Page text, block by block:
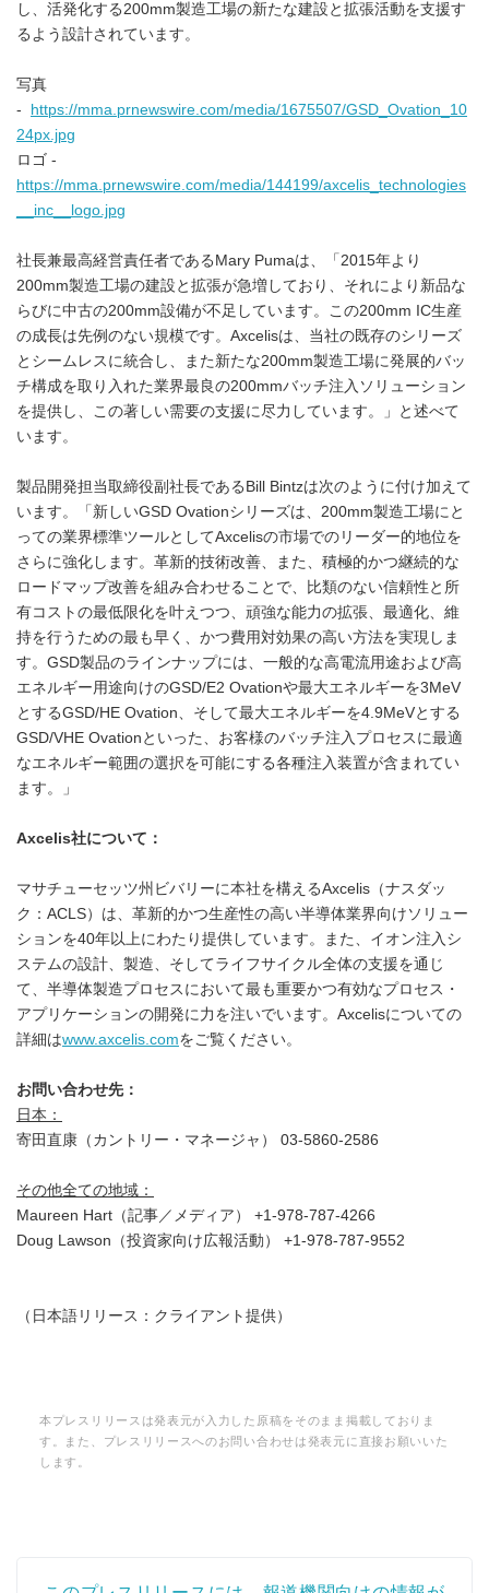
し、活発化する200mm製造工場の新たな建設と拡張活動を支援す
るよう設計されています。
写真
-
https://mma.prnewswire.com/media/1675507/GSD_Ovation_10
24px.jpg
ロゴ -
https://mma.prnewswire.com/media/144199/axcelis_technologies
__inc__logo.jpg
社長兼最高経営責任者であるMary Pumaは、「2015年より
200mm製造工場の建設と拡張が急増しており、それにより新品な
らびに中古の200mm設備が不足しています。この200mm IC生産
の成長は先例のない規模です。Axcelisは、当社の既存のシリーズ
とシームレスに統合し、また新たな200mm製造工場に発展的バッ
チ構成を取り入れた業界最良の200mmバッチ注入ソリューション
を提供し、この著しい需要の支援に尽力しています。」と述べて
います。
製品開発担当取締役副社長であるBill Bintzは次のように付け加えて
います。「新しいGSD Ovationシリーズは、200mm製造工場にと
っての業界標準ツールとしてAxcelisの市場でのリーダー的地位を
さらに強化します。革新的技術改善、また、積極的かつ継続的な
ロードマップ改善を組み合わせることで、比類のない信頼性と所
有コストの最低限化を叶えつつ、頑強な能力の拡張、最適化、維
持を行うための最も早く、かつ費用対効果の高い方法を実現しま
す。GSD製品のラインナップには、一般的な高電流用途および高
エネルギー用途向けのGSD/E2 Ovationや最大エネルギーを3MeV
とするGSD/HE Ovation、そして最大エネルギーを4.9MeVとする
GSD/VHE Ovationといった、お客様のバッチ注入プロセスに最適
なエネルギー範囲の選択を可能にする各種注入装置が含まれてい
ます。」
Axcelis社について：
マサチューセッツ州ビバリーに本社を構えるAxcelis（ナスダッ
ク：ACLS）は、革新的かつ生産性の高い半導体業界向けソリュー
ションを40年以上にわたり提供しています。また、イオン注入シ
ステムの設計、製造、そしてライフサイクル全体の支援を通じ
て、半導体製造プロセスにおいて最も重要かつ有効なプロセス・
アプリケーションの開発に力を注いでいます。Axcelisについての
詳細はwww.axcelis.comをご覧ください。
お問い合わせ先：
日本：
寄田直康（カントリー・マネージャ） 03-5860-2586
その他全ての地域：
Maureen Hart（記事／メディア） +1-978-787-4266
Doug Lawson（投資家向け広報活動） +1-978-787-9552
（日本語リリース：クライアント提供）
本プレスリリースは発表元が入力した原稿をそのまま掲載しておりま
す。また、プレスリリースへのお問い合わせは発表元に直接お願いいた
します。